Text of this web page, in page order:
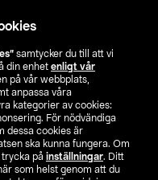
samtycker du till att vi
din enhet enligt vår
på vår webbplats,
anpassa våra
kategorier av cookies:
För nödvändiga
dessa cookies är
ska kunna fungera. Om
trycka på inställningar. Ditt
som helst genom att du
FI